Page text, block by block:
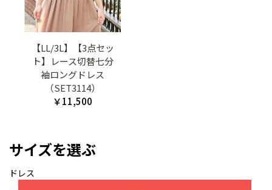
【LL/3L】【3点セッ
ト】レース切替七分
袖ロングドレス
（SET3114）
￥11,500
サイズを選ぶ
ドレス